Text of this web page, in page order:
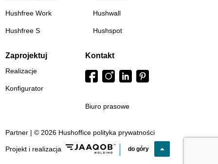
Hushfree Work
Hushfree S
Hushwall
Hushspot
Zaprojektuj
Realizacje
Konfigurator
Kontakt
Biuro prasowe
Partner | © 2026 Hushoffice polityka prywatności
Projekt i realizacja do góry